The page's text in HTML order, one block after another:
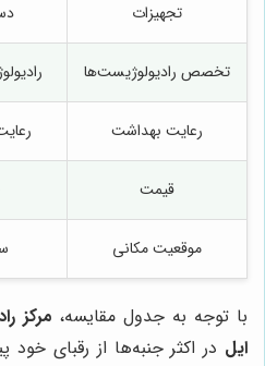
تجهیزات
تخصص رادیولوژیست‌ها
رعایت بهداشت
قیمت
موقعیت مکانی
با توجه به جدول مقایسه، مرکز
ایل در اکثر جنبه‌ها از رقبای